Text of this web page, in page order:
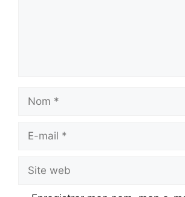
Nom
Site
web